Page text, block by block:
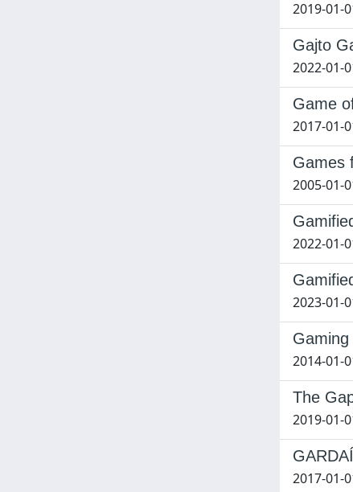
2019-01-
Gajto
2022-01-
Game
2017-01-
Games
2005-01-
2022-01-
2023-01-
2014-01-
The
2019-01-
2017-01-